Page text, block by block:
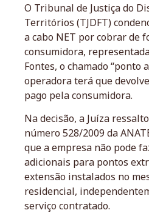
O Tribunal de Justiça do
Territórios (TJDFT)
a cabo NET por cobrar de
consumidora,
Fontes, o chamado “ponto
operadora terá que
pago pela consumidora.
Na decisão, a Juíza
número 528/2009 da
que a empresa não pode
adicionais para pontos
extensão instalados no
residencial,
serviço contratado.